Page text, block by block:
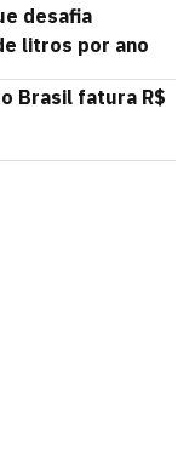
desafia
litros por ano
Brasil fatura R$